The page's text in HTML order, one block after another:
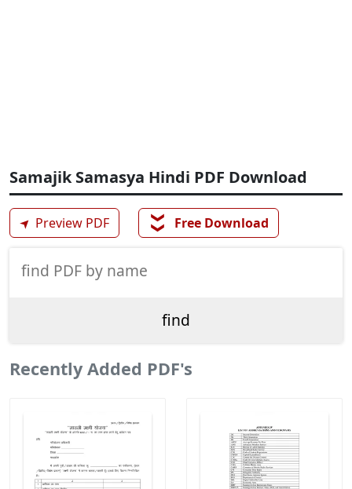
Samajik Samasya Hindi PDF Download
➤ Preview PDF ❯❯ Free Download
Recently Added PDF's